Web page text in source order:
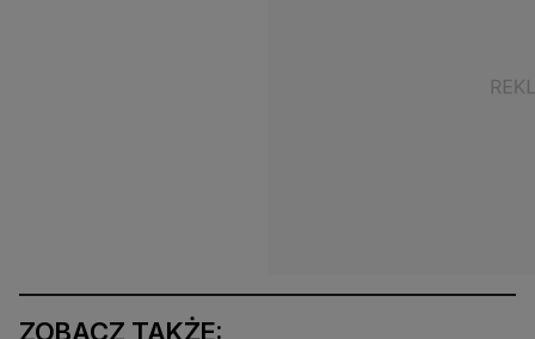
ZOBACZ TAKŻE: